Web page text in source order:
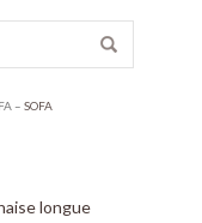
–SOFA
longue